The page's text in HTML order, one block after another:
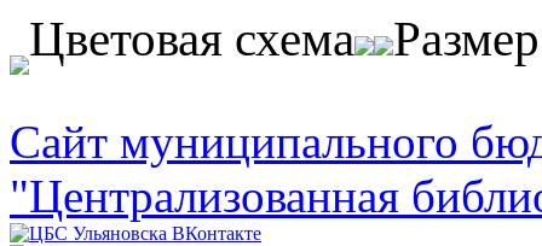
Перейти к основному содержанию
Цветовая схема
Сайт муниципального
"Централизованная